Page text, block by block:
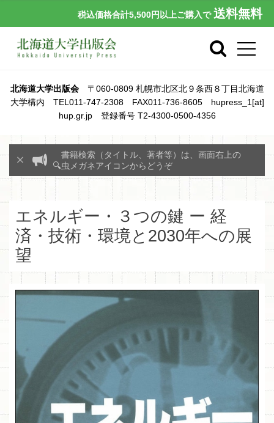
税込価格合計5,500円以上ご購入で 送料無料
北海道大学出版会〒060-0809 札幌市北区北９条西８丁目北海道
大学構内 TEL011-747-2308 FAX011-736-8605 hupress_1[at]
hup.gr.jp 登録番号 T2-4300-0500-4356
書籍検索（タイトル、著者等）は、画面右上の
🔍虫メガネアイコンからどうぞ
エネルギー・３つの鍵 ー 経
済・技術・環境と2030年への展
望